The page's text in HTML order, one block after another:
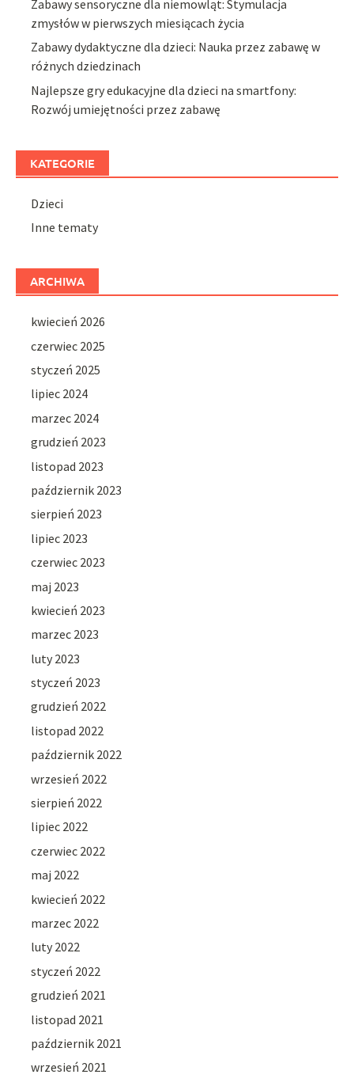
Zabawy sensoryczne dla niemowląt: Stymulacja
zmysłów w pierwszych miesiącach życia
Zabawy dydaktyczne dla dzieci: Nauka przez zabawę w
różnych dziedzinach
Najlepsze gry edukacyjne dla dzieci na smartfony:
Rozwój umiejętności przez zabawę
KATEGORIE
Dzieci
Inne tematy
ARCHIWA
kwiecień 2026
czerwiec 2025
styczeń 2025
lipiec 2024
marzec 2024
grudzień 2023
listopad 2023
październik 2023
sierpień 2023
lipiec 2023
czerwiec 2023
maj 2023
kwiecień 2023
marzec 2023
luty 2023
styczeń 2023
grudzień 2022
listopad 2022
październik 2022
wrzesień 2022
sierpień 2022
lipiec 2022
czerwiec 2022
maj 2022
kwiecień 2022
marzec 2022
luty 2022
styczeń 2022
grudzień 2021
listopad 2021
październik 2021
wrzesień 2021